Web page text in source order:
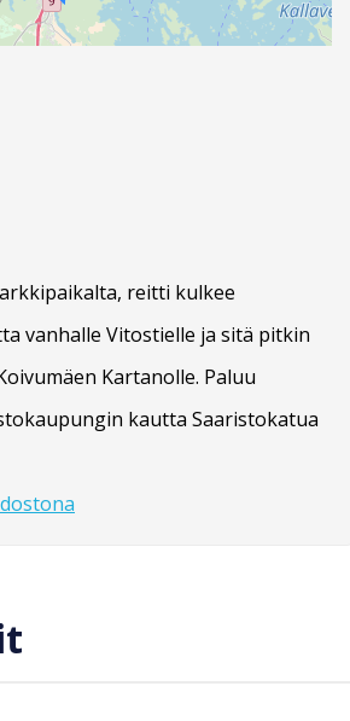
reitti kulkee
vanhalle Vitostielle ja sitä pitkin
Kartanolle. Paluu
kautta Saaristokatua